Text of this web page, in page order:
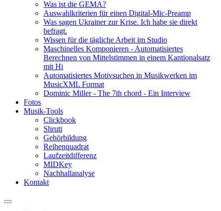
Was ist die GEMA?
Auswahlkriterien für einen Digital-Mic-Preamp
Was sagen Ukrainer zur Krise. Ich habe sie direkt
befragt.
Wissen für die tägliche Arbeit im Studio
Maschinelles Komponieren - Automatisiertes
Berechnen von Mittelstimmen in einem Kantionalsatz
mit Hi
Automatisiertes Motivsuchen in Musikwerken im
MusicXML Format
Dominic Miller - The 7th chord - Ein Interview
Fotos
Musik-Tools
Clickbook
Shruti
Gehörbildung
Reihenquadrat
Laufzeitdifferenz
MIDKey
Nachhallanalyse
Kontakt